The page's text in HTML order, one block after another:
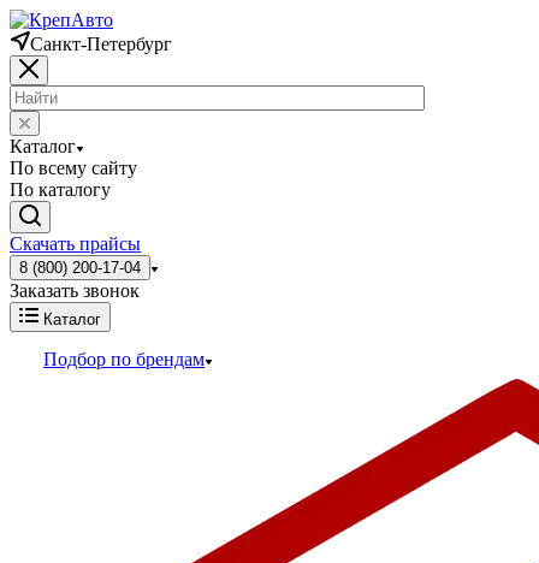
Санкт-Петербург
Каталог
По всему сайту
По каталогу
Скачать прайсы
8 (800) 200-17-04
Заказать звонок
Каталог
Подбор по брендам